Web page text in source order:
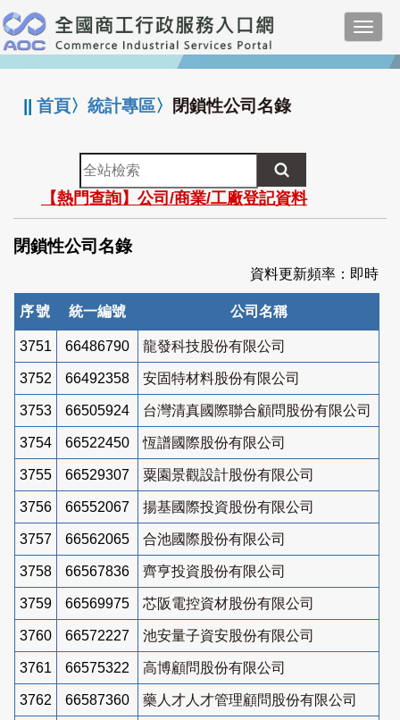
跳
到
主
要
:::
||首頁〉統計專區〉 閉鎖性公司名錄
全
站
檢
索
【熱門查詢】公司/商業/工廠登記資料
閉鎖性公司名錄
資料更新頻率：即時
序號 統一編號 公司名稱
3751 66486790 龍發科技股份有限公司
3752 66492358 安固特材料股份有限公司
3753 66505924 台灣清真國際聯合顧問股份有限公司
3754 66522450 恆譜國際股份有限公司
3755 66529307 粟園景觀設計股份有限公司
3756 66552067 揚基國際投資股份有限公司
3757 66562065 合池國際股份有限公司
3758 66567836 齊亨投資股份有限公司
3759 66569975 芯阪電控資材股份有限公司
3760 66572227 池安量子資安股份有限公司
3761 66575322 高博顧問股份有限公司
3762 66587360 藥人才人才管理顧問股份有限公司